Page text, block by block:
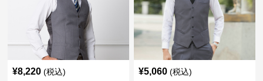
¥8,220 (税込) ¥5,060 (税込)